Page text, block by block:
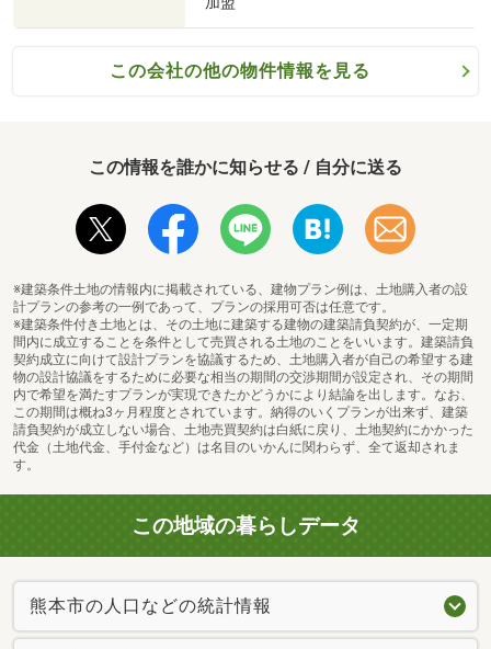
この会社の他の物件情報を見る
この情報を誰かに知らせる / 自分に送る
※建築条件土地の情報内に掲載されている、建物プラン例は、土地購入者の設
計プランの参考の一例であって、プランの採用可否は任意です。
※建築条件付き土地とは、その土地に建築する建物の建築請負契約が、一定期
間内に成立することを条件として売買される土地のことをいいます。建築請負
契約成立に向けて設計プランを協議するため、土地購入者が自己の希望する建
物の設計協議をするために必要な相当の期間の交渉期間が設定され、その期間
内で希望を満たすプランが実現できたかどうかにより結論を出します。なお、
この期間は概ね3ヶ月程度とされています。納得のいくプランが出来ず、建築
請負契約が成立しない場合、土地売買契約は白紙に戻り、土地契約にかかった
代金（土地代金、手付金など）は名目のいかんに関わらず、全て返却されま
す。
この地域の暮らしデータ
熊本市の人口などの統計情報